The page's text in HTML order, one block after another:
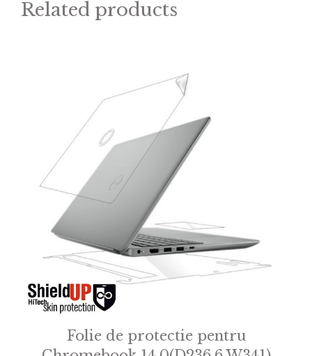
Related products
Folie de protectie pentru